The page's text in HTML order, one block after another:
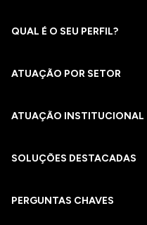
QUAL É O SEU PERFIL?
ATUAÇÃO POR SETOR
ATUAÇÃO INSTITUCIONAL
SOLUÇÕES DESTACADAS
PERGUNTAS CHAVES​